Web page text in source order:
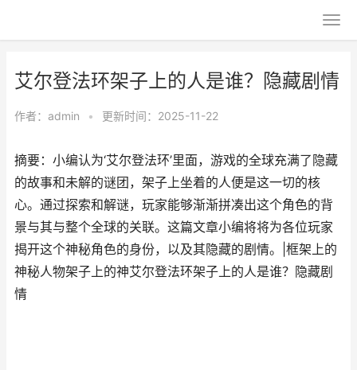
艾尔登法环架子上的人是谁？隐藏剧情
作者： admin • 更新时间：2025-11-22
摘要：小编认为‘艾尔登法环’里面，游戏的全球充满了隐藏
的故事和未解的谜团，架子上坐着的人便是这一切的核
心。通过探索和解谜，玩家能够渐渐拼凑出这个角色的背
景与其与整个全球的关联。这篇文章小编将将为各位玩家
揭开这个神秘角色的身份，以及其隐藏的剧情。|框架上的
神秘人物架子上的神艾尔登法环架子上的人是谁？隐藏剧
情